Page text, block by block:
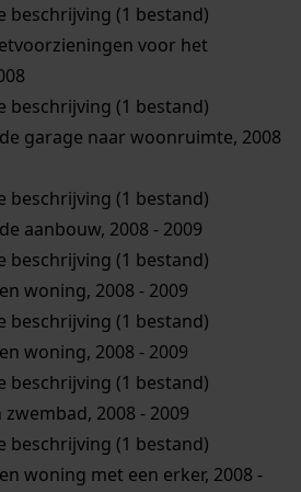
beschrijving (1 bestand)
voor het
beschrijving (1 bestand)
garage naar woonruimte, 2008
beschrijving (1 bestand)
aanbouw, 2008 - 2009
beschrijving (1 bestand)
woning, 2008 - 2009
beschrijving (1 bestand)
woning, 2008 - 2009
beschrijving (1 bestand)
2008 - 2009
beschrijving (1 bestand)
woning met een erker, 2008 -